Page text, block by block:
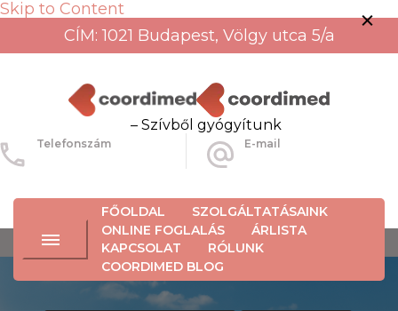
Skip to Content
CÍM: 1021 Budapest, Völgy utca 5/a
– Szívből gyógyítunk
Telefonszám E-mail
FŐOLDAL
SZOLGÁLTATÁSAINK
ONLINE FOGLALÁS
ÁRLISTA
KAPCSOLAT
RÓLUNK
COORDIMED BLOG